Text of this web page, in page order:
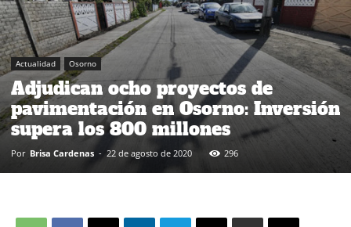
Actualidad Osorno
Adjudican ocho proyectos de
pavimentación en Osorno: Inversión
supera los 800 millones
Por Brisa Cardenas - 22 de agosto de 2020 296